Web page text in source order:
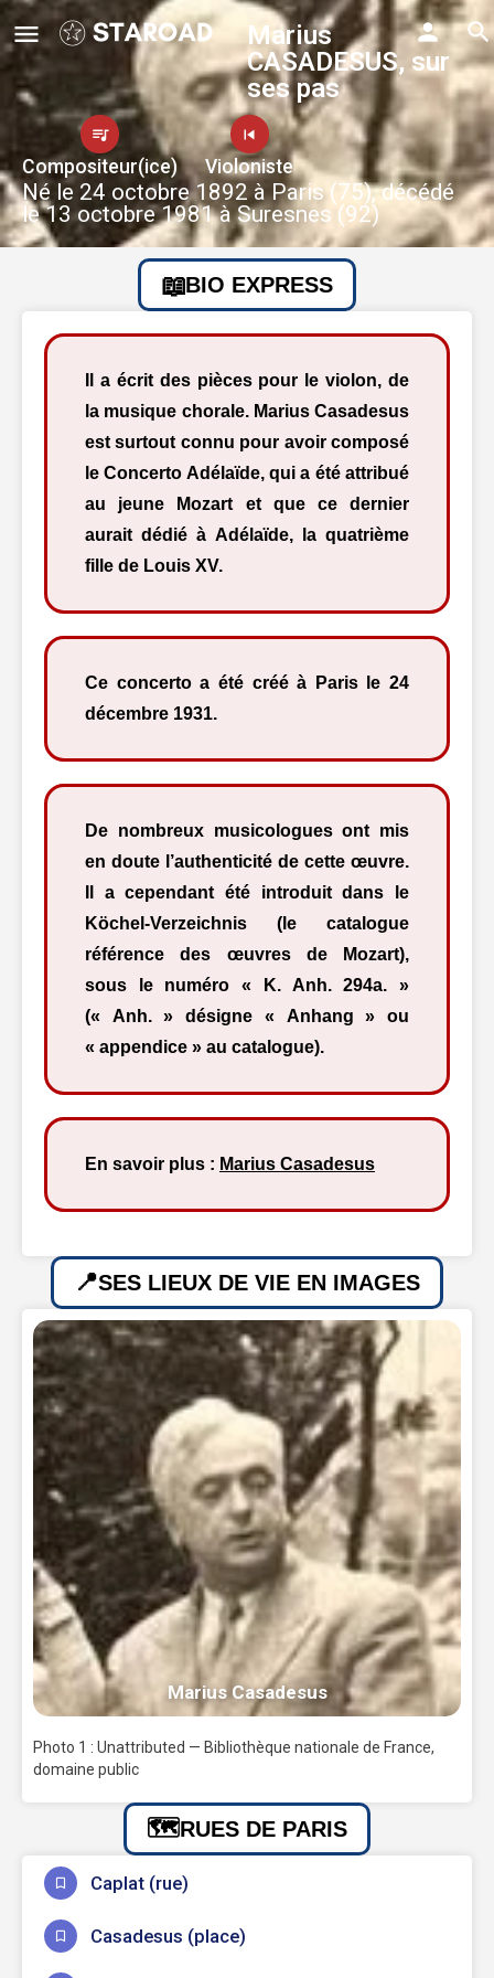
Marius
CASADESUS, sur
ses pas
Compositeur(ice) Violoniste
Né le 24 octobre 1892 à Paris (75), décédé
le 13 octobre 1981 à Suresnes (92)
BIO EXPRESS
Il a écrit des pièces pour le violon, de
la musique chorale. Marius Casadesus
est surtout connu pour avoir composé
le Concerto Adélaïde, qui a été attribué
au jeune Mozart et que ce dernier
aurait dédié à Adélaïde, la quatrième
fille de Louis XV.
Ce concerto a été créé à Paris le 24
décembre 1931.
De nombreux musicologues ont mis
en doute l’authenticité de cette œuvre.
Il a cependant été introduit dans le
Köchel-Verzeichnis (le catalogue
référence des œuvres de Mozart),
sous le numéro « K. Anh. 294a. »
(« Anh. » désigne « Anhang » ou
« appendice » au catalogue).
En savoir plus : Marius Casadesus
SES LIEUX DE VIE EN IMAGES
Marius Casadesus
Photo 1 : Unattributed — Bibliothèque nationale de France,
domaine public
RUES DE PARIS
Caplat (rue)
Casadesus (place)